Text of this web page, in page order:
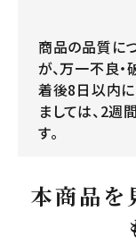
商品の品質に
が、万一不良
着後8日以内に
ましては、2週
す。
本商品を